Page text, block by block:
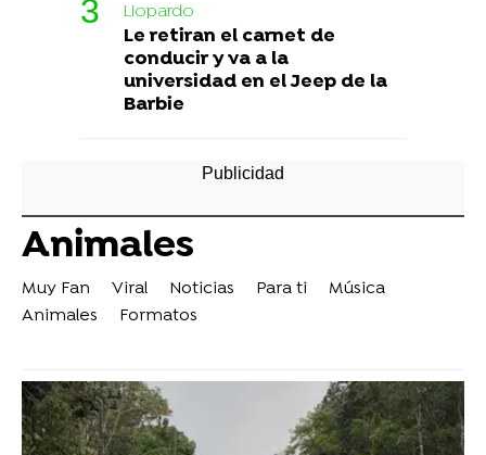
Liopardo
Le retiran el carnet de
conducir y va a la
universidad en el Jeep de la
Barbie
Animales
Muy Fan Viral Noticias Para ti
Música
Animales
Formatos